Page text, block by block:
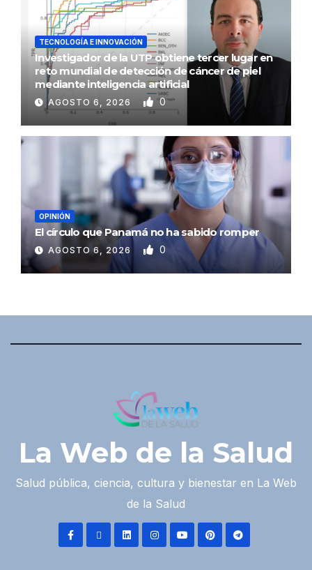
TECNOLOGÍA E INNOVACIÓN
Investigador de la UTP obtiene tercer lugar en
reto mundial de detección de cáncer de piel
mediante inteligencia artificial
AGOSTO 6, 2026 0
OPINIÓN
El círculo que Panamá no ha sabido romper
AGOSTO 6, 2026 0
La Web de la Salud
Salud pública, ciencia, cultura y bienestar en La Web
de la Salud